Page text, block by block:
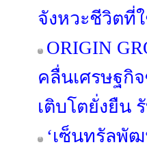
จังหวะชีวิตที่
ORIGIN
คลื่นเศรษฐกิ
เติบโตยั่งยืน
‘เซ็นทรัลพั